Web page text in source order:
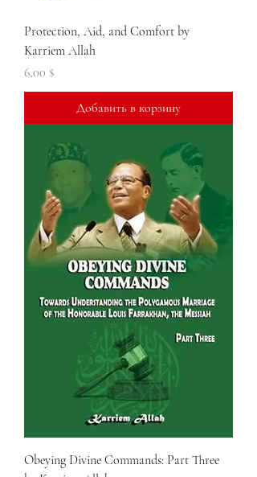
Protection, Aid, and Comfort by
Karriem Allah
Цена
6,00 $
Добавить в корзину
Obeying Divine Commands: Part Three